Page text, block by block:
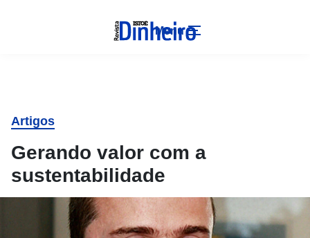
Menu
Artigos
Gerando valor com a
sustentabilidade